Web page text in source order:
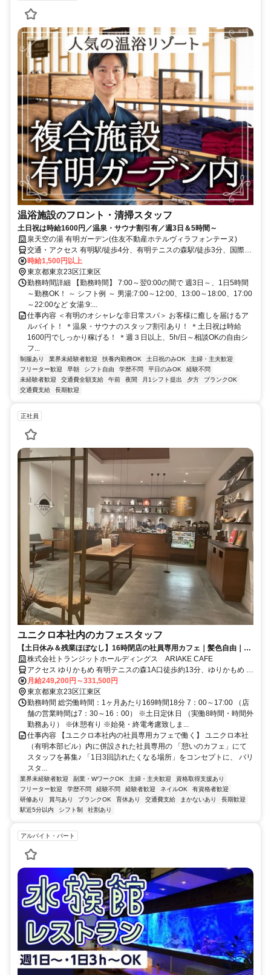
温浴施設のフロント・清掃スタッフ
土日祝は時給1600円／温泉・サウナ割引有／週3日＆5時間～
泉天空の湯 有明ガーデン(住友不動産ホテルヴィラフォンテーヌ)
交通・アクセス 有明駅/徒歩4分、有明テニスの森駅/徒歩3分、国際展
示場駅/徒歩6分
時給1,500円以上
東京都東京23区江東区
勤務時間詳細 【勤務時間】 7:00～翌0:00の間で 週3日～、1日5時間
～勤務OK！ ～ シフト例 ～ 男湯:7:00～12:00、13:00～18:00、17:00
～22:00など 女湯:9:...
仕事内容 ＜有明のオシャレな非日常スパ＞ お客様に癒しを届けるア
ルバイト！ ＊温泉・サウナのスタッフ割引あり！ ＊土日祝は時給
1600円でしっかり稼げる！ ＊週３日以上、5h/日～相談OKの自由シ
フ...
制服あり 業界未経験者歓迎 扶養内勤務OK 土日祝のみOK
主婦・主夫歓迎
フリーター歓迎
早朝 シフト自由 学歴不問 平日のみOK
経験不問
未経験者歓迎
交通費全額支給 午前 夜間 月1シフト提出 夕方
ブランクOK
交通費支給
長期歓迎
正社員
ユニクロ本社内のカフェスタッフ
【土日休み＆残業ほぼなし】16時閉店の社員専用カフェ｜髪色自由｜お
しゃれな内装｜BGMはレコードの落ち着いた雰囲気【No Visa
Support】
株式会社トランジットホールディングス ARIAKE CAFE
アクセス ゆりかもめ 有明テニスの森1A口徒歩約13分、ゆりかもめ お
台場海浜公園2番口徒歩約14分、ゆりかもめ 市場前1A口徒歩約16分
月給249,200円～331,500円
東京都東京23区江東区
勤務時間 総労働時間：1ヶ月あたり169時間18分 7：00～17:00 （店
舗の営業時間は7：30～16：00） ※土日定休日 （実働8時間・時間外
勤務あり） ※休憩有り ※始発・終電考慮致しま...
仕事内容 【ユニクロ本社内の社員専用カフェで働く】 ユニクロ本社
（有明本部ビル）内に併設された社員専用の 「憩いのカフェ」にて
スタッフを募集♪ 「1日3回訪れたくなる場所」をコンセプトに、 バリ
スタ...
業界未経験者歓迎 副業・WワークOK 主婦・主夫歓迎
資格取得支援あり
フリーター歓迎
学歴不問 経験不問 経験者歓迎 ネイルOK
有資格者歓迎
研修あり
賞与あり ブランクOK 育休あり 交通費支給 まかないあり
長期歓迎
駅近5分以内
シフト制 社割あり
アルバイト・パート